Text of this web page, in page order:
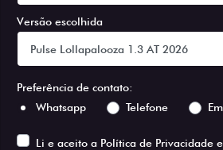
Versão escolhida
Preferência de contato:
Whatsapp
Telefone
Li e aceito a Política de Privacidade